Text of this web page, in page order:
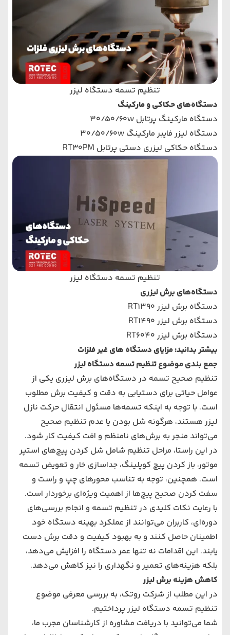
تنظیم تسمه دستگاه لیزر
دستگاه‌های حکاکی و مارکینگ
دستگاه مارکینگ پرتابل 30/50/60w
دستگاه لیزر فایبر مارکینگ 30/50/60w
دستگاه حکاکی لیزری دستی پرتابل RT30PM
تنظیم تسمه دستگاه لیزر
دستگاه‌های برش لیزری
دستگاه برش لیزر RT1390
دستگاه برش لیزر RT1490
دستگاه برش لیزر RT6040
بیشتر بدانید:مزایای دستگاه‌ های غیر فلزات
جمع بندی موضوع تنظیم تسمه دستگاه لیزر
تنظیم صحیح تسمه در دستگاه‌های برش لیزری یکی از
عوامل حیاتی برای دستیابی به دقت و کیفیت برش مطلوب
است. با توجه به اینکه تسمه‌ها مسئول انتقال حرکت نازل
لیزر هستند، هرگونه شل بودن یا عدم تنظیم صحیح
می‌تواند منجر به برش‌های نامنظم و افت کیفیت کار شود.
در این راستا، مراحل تنظیم شامل شل کردن پیچ‌های استپر
موتور، باز کردن پیچ کوپلینگ، جداسازی خار و تعویض تسمه
است. همچنین، توجه به تناسب محورهای چپ و راست و
سفت کردن صحیح پیچ‌ها از اهمیت ویژه‌ای برخوردار است.
با رعایت نکات کلیدی در تنظیم تسمه و انجام بررسی‌های
دوره‌ای، کاربران می‌توانند از عملکرد بهینه دستگاه خود
اطمینان حاصل کنند و به بهبود کیفیت و دقت برش دست
یابند. این اقدامات نه تنها عمر دستگاه را افزایش می‌دهد،
بلکه هزینه‌های تعمیر و نگهداری را نیز کاهش می‌دهد.
کاهش هزینه برش لیزر
در این مطلب از شرکت روتک، به بررسی معرفی موضوع
تنظیم تسمه دستگاه لیزر پرداختیم.
شما می‌توانید با دریافت مشاوره از کارشناسان مجرب ما،